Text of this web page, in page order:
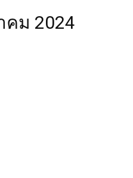
คม 2024